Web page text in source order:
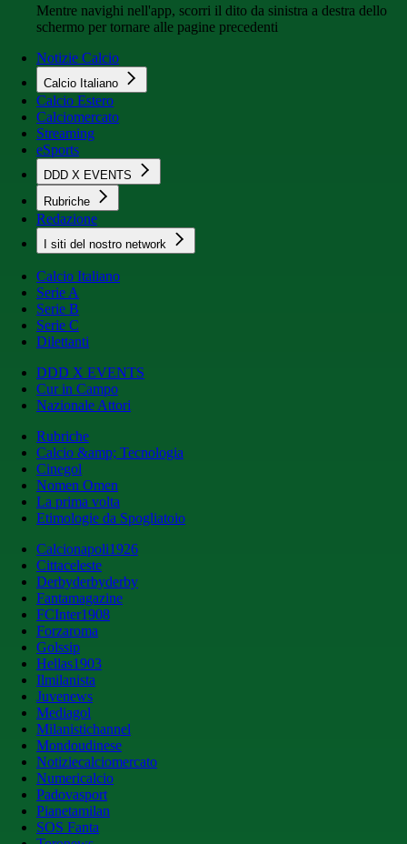
Mentre navighi nell'app, scorri il dito da sinistra a destra dello
schermo per tornare alle pagine precedenti
Notizie Calcio
Calcio Italiano
Calcio Estero
Calciomercato
Streaming
eSports
DDD X EVENTS
Rubriche
Redazione
I siti del nostro network
Calcio Italiano
Serie A
Serie B
Serie C
Dilettanti
DDD X EVENTS
Cur in Campo
Nazionale Attori
Rubriche
Calcio &amp; Tecnologia
Cinegol
Nomen Omen
La prima volta
Etimologie da Spogliatoio
Calcionapoli1926
Cittaceleste
Derbyderbyderby
Fantamagazine
FCInter1908
Forzaroma
Golssip
Hellas1903
Ilmilanista
Juvenews
Mediagol
Milanistichannel
Mondoudinese
Notiziecalciomercato
Numericalcio
Padovasport
Pianetamilan
SOS Fanta